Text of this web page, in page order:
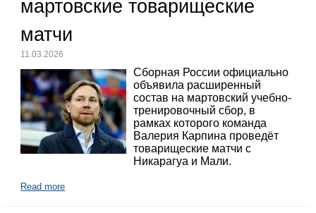
мартовские товарищеские
матчи
11.03.2026
Сборная России официально
объявила расширенный
состав на мартовский учебно-
тренировочный сбор, в
рамках которого команда
Валерия Карпина проведёт
товарищеские матчи с
Никарагуа и Мали.
Read more